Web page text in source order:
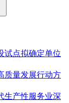
试点拟确定单位
质量发展行动方
生产性服务业深